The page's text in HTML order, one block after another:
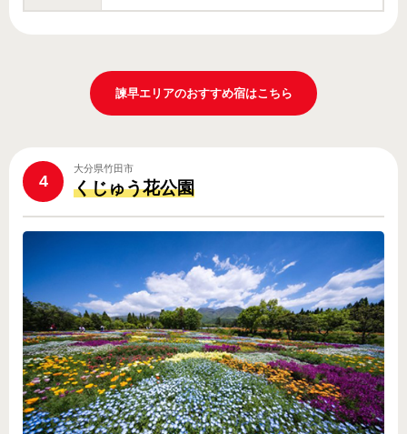
諫早エリアのおすすめ宿はこちら
4
大分県竹田市
くじゅう花公園